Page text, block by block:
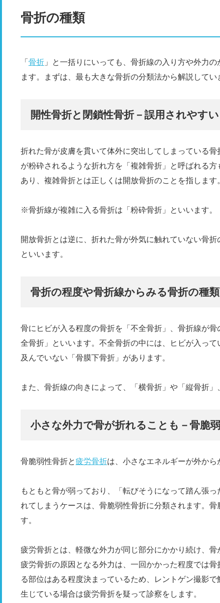
骨折の種類
「 骨折 」と一括りにいっても、骨折線の入り方や外力
ます。まずは、最も大きな骨折の分類法から解説してい
開性骨折と閉鎖性骨折－誤用されやす
折れた骨が皮膚を貫いて体外に突出してしまっている骨
が粉砕されるような折れ方を「複雑骨折」と呼ばれる
あり、複雑骨折とは正しくは開放骨折のことを指します
※骨折線が複雑に入る骨折は「粉砕骨折」といいます。
開放骨折とは逆に、折れた骨が外気に触れていない骨
といいます。
骨折の程度や骨折線からみる骨折の種類
骨にヒビが入る程度の骨折を「不全骨折」、骨折線が
全骨折」といいます。不全骨折の中には、ヒビが入っ
及んでいない「骨膜下骨折」があります。
また、骨折線の向きによって、「横骨折」や「縦骨折
小さな外力で骨が折れることも－骨脆
骨脆弱性骨折と疲労骨折は、小さなエネルギーが外か
もともと骨が弱っており、「転びそうになって踏ん張
れてしまうケースは、骨脆弱性骨折に分類されます。
す。
疲労骨折とは、軽微な外力が同じ部分にかかり続け、
疲労骨折の原因となる外力は、一回かかった程度では
る部位はある程度決まっているため、レントゲン撮影
生じている場合は疲労骨折を疑って診察をします。